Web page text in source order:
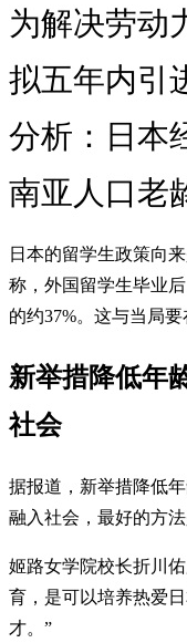
为解决劳动
拟五年内引
分析：日本
南亚人口老
日本的留学生政策向
称，外国留学生毕业
的约37%。这与当局要
新举措降低年
社会
据报道，新举措降低
融入社会，最好的方
姬路女学院校长折川
育，是可以培养热爱
才。”